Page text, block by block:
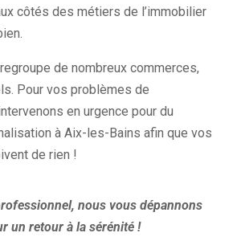
côtés des métiers de l’immobilier
de nombreux commerces,
Pour vos problèmes de
en urgence pour du
à Aix-les-Bains afin que vos
de rien !
nous vous dépannons
un retour à la sérénité !